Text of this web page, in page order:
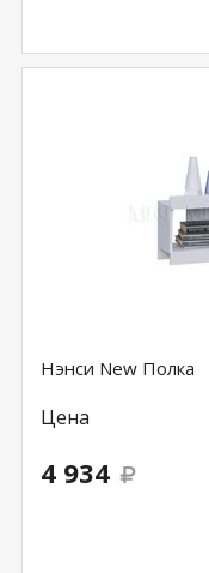
Нэнси New Полка
Цена
4 934